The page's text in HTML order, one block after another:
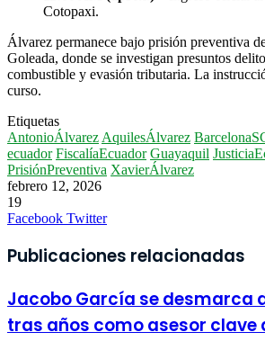
Cotopaxi.
Álvarez permanece bajo prisión preventiva
Goleada, donde se investigan presuntos
combustible y evasión tributaria. La
curso.
Etiquetas
AntonioÁlvarez AquilesÁlvarez
ecuador FiscalíaEcuador Guayaquil
PrisiónPreventiva XavierÁlvarez
febrero 12, 2026
19
Facebook TwitterLinkedIn
Pinterest
WhatsApp
Telegram
Imprimir
Publicaciones relacionadas
Jacobo García se desmarca
tras años como asesor clave